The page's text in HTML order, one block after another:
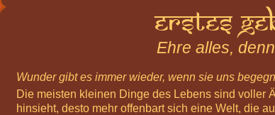
Erstes
Ehre alles,
Wunder gibt es immer wieder, wenn sie uns
Die meisten kleinen Dinge des Lebens sind voller
hinsieht, desto mehr offenbart sich eine Welt, die